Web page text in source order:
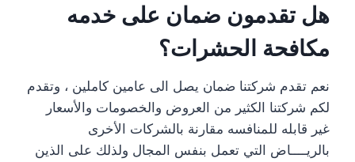
هل تقدمون ضمان على خدمه
مكافحة الحشرات؟
نعم تقدم شركتنا ضمان يصل الى عامين كاملين ، وتقدم
لكم شركتنا الكثير من العروض والخصومات والأسعار
غير قابله للمنافسه مقارنة بالشركات الأخرى
بالريــــاض التي تعمل بنفس المجال ولذلك على الذين